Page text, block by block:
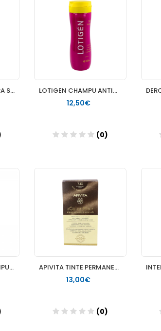
ISDIN SHAMPOO ULTRA SUAVE DAYLISDIN 1 ENVASE 100 ML LOTIGEN CHAMPU ANTICAIDA 1 ENVASE 300 ML
12,50€
(0)
INTERAPOTHEK CHAMPU USO FRECUENTE 400 ML APIVITA TINTE PERMANENTE RUBIO CENIZA DORADO 7.13
13,00€
(0)